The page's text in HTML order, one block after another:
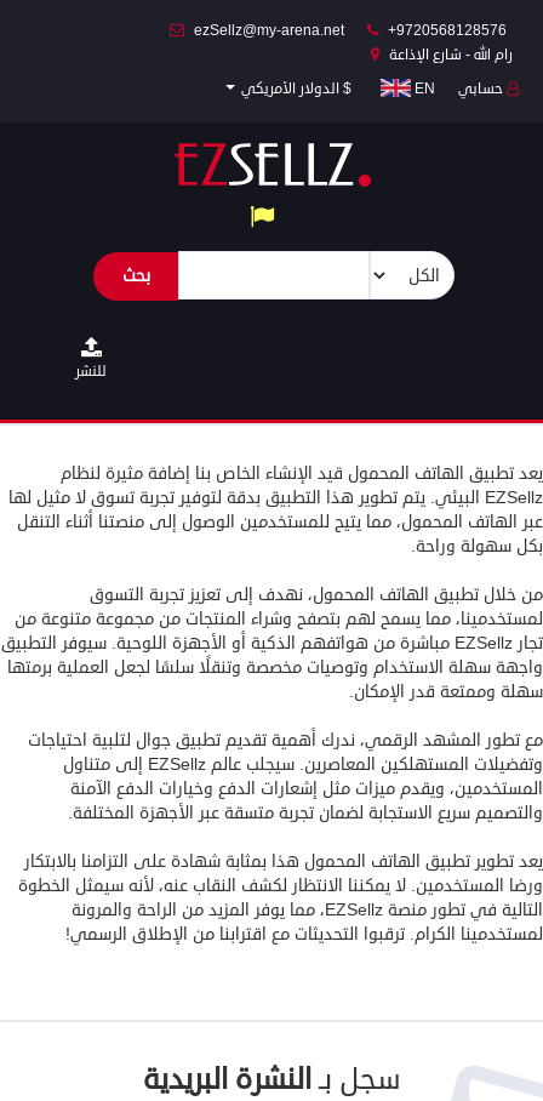
+9720568128576
ezSellz@my-arena.net
رام الله - شارع الإذاعة
حسابي
EN $ الدولار الأمريكي
بحث
للنشر
المكتب/المنزل
الذكية
وإكسسواراتها
العقارات
الوظائف
والعطاءات
يعد تطبيق الهاتف المحمول قيد الإنشاء الخاص بنا إضافة مثيرة لنظام
EZSellz البيئي. يتم تطوير هذا التطبيق بدقة لتوفير تجربة تسوق لا مثيل لها
عبر الهاتف المحمول، مما يتيح للمستخدمين الوصول إلى منصتنا أثناء التنقل
بكل سهولة وراحة.
من خلال تطبيق الهاتف المحمول، نهدف إلى تعزيز تجربة التسوق
لمستخدمينا، مما يسمح لهم بتصفح وشراء المنتجات من مجموعة متنوعة من
تجار EZSellz مباشرة من هواتفهم الذكية أو الأجهزة اللوحية. سيوفر التطبيق
واجهة سهلة الاستخدام وتوصيات مخصصة وتنقلًا سلسًا لجعل العملية برمتها
سهلة وممتعة قدر الإمكان.
مع تطور المشهد الرقمي، ندرك أهمية تقديم تطبيق جوال لتلبية احتياجات
وتفضيلات المستهلكين المعاصرين. سيجلب عالم EZSellz إلى متناول
المستخدمين، ويقدم ميزات مثل إشعارات الدفع وخيارات الدفع الآمنة
والتصميم سريع الاستجابة لضمان تجربة متسقة عبر الأجهزة المختلفة.
يعد تطوير تطبيق الهاتف المحمول هذا بمثابة شهادة على التزامنا بالابتكار
ورضا المستخدمين. لا يمكننا الانتظار لكشف النقاب عنه، لأنه سيمثل الخطوة
التالية في تطور منصة EZSellz، مما يوفر المزيد من الراحة والمرونة
لمستخدمينا الكرام. ترقبوا التحديثات مع اقترابنا من الإطلاق الرسمي!
سجل بـالنشرة البريدية